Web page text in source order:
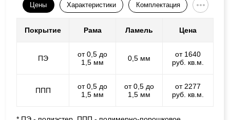
Цены Характеристики Комплектация
Покрытие Рама Ламель Цена
ПЭ
от 0,5 до
1,5 мм
0,5 мм
от 1640
руб. кв.м.
ППП
от 0,5 до
1,5 мм
от 0,5 до
1,5 мм
от 2277
руб. кв.м.